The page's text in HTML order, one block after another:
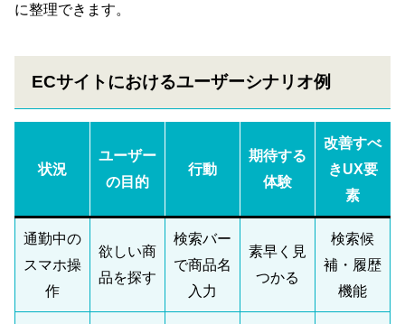
に整理できます。
ECサイトにおけるユーザーシナリオ例
状況
ユーザー
の目的
行動
期待する
体験
改善すべ
きUX要
素
通勤中の
スマホ操
作
欲しい商
品を探す
検索バー
で商品名
入力
素早く見
つかる
検索候
補・履歴
機能